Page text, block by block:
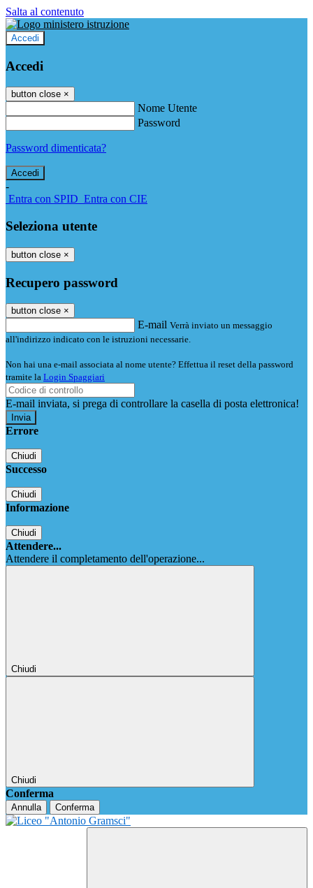
Salta al contenuto
Accedi
Accedi
button close ×
Nome Utente
Password
Password dimenticata?
-
Entra con SPID Entra con CIE
Seleziona utente
button close ×
Recupero password
button close ×
E-mail Verrà inviato un messaggio
all'indirizzo indicato con le istruzioni necessarie.
Non hai una e-mail associata al nome utente? Effettua il reset della password
tramite la Login Spaggiari
E-mail inviata, si prega di controllare la casella di posta elettronica!
Errore
Chiudi
Successo
Chiudi
Informazione
Chiudi
Attendere...
Attendere il completamento dell'operazione...
Chiudi
Chiudi
Conferma
Annulla Conferma